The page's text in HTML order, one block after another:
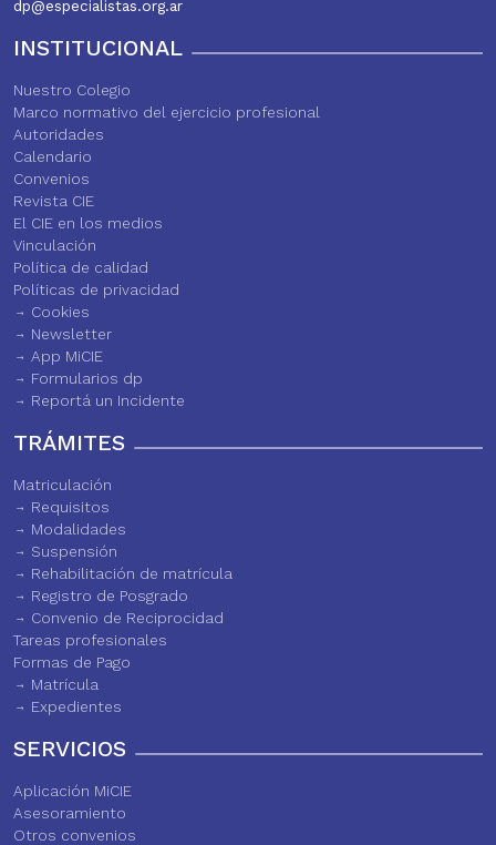
dp@especialistas.org.ar
INSTITUCIONAL
Nuestro Colegio
Marco normativo del ejercicio profesional
Autoridades
Calendario
Convenios
Revista CIE
El CIE en los medios
Vinculación
Política de calidad
Políticas de privacidad
Cookies
Newsletter
App MiCIE
Formularios dp
Reportá un Incidente
TRÁMITES
Matriculación
Requisitos
Modalidades
Suspensión
Rehabilitación de matrícula
Registro de Posgrado
Convenio de Reciprocidad
Tareas profesionales
Formas de Pago
Matrícula
Expedientes
SERVICIOS
Aplicación MiCIE
Asesoramiento
Otros convenios